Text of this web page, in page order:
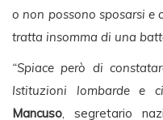
o non possono sposarsi e
tratta insomma di una
“Spiace però di
Istituzioni lombarde e
Mancuso, segretario